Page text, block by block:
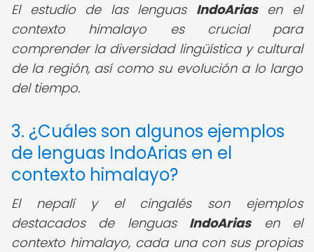
El estudio de las lenguas IndoAriasen el
contexto himalayo es crucial para
comprender la diversidad lingüística y cultural
de la región, así como su evolución a lo largo
del tiempo.
3. ¿Cuáles son algunos ejemplos
de lenguas IndoArias en el
contexto himalayo?
El nepalí y el cingalés son ejemplos
destacados de lenguas IndoAriasen el
contexto himalayo, cada una con sus propias